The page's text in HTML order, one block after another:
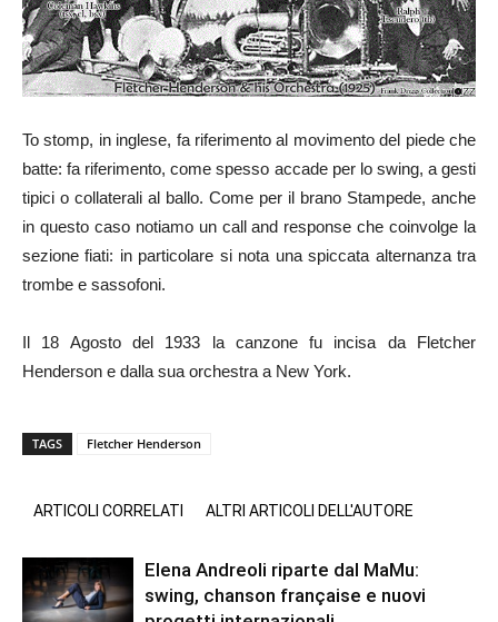
To stomp, in inglese, fa riferimento al movimento del piede che
batte: fa riferimento, come spesso accade per lo swing, a gesti
tipici o collaterali al ballo. Come per il brano Stampede, anche
in questo caso notiamo un call and response che coinvolge la
sezione fiati: in particolare si nota una spiccata alternanza tra
trombe e sassofoni.
Il 18 Agosto del 1933 la canzone fu incisa da Fletcher
Henderson e dalla sua orchestra a New York.
TAGS Fletcher Henderson
ARTICOLI CORRELATI ALTRI ARTICOLI DELL'AUTORE
Elena Andreoli riparte dal MaMu:
swing, chanson française e nuovi